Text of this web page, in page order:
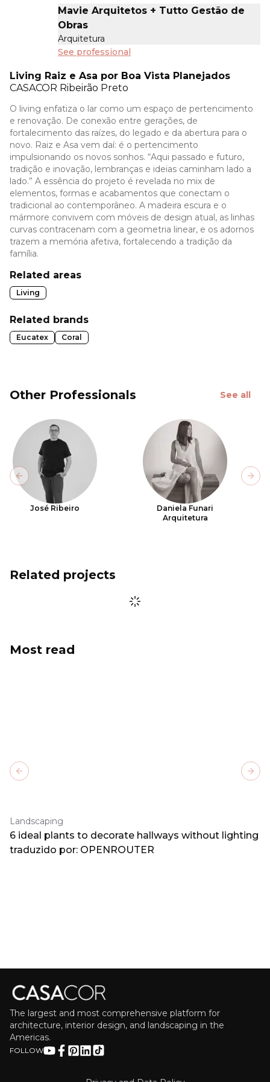
Mavie Arquitetos + Tutto Gestão de
Obras
Arquitetura
See professional
Living Raiz e Asa por Boa Vista Planejados
CASACOR Ribeirão Preto
O living enfatiza o lar como um espaço de pertencimento
e renovação. De conexão entre gerações, de
fortalecimento das raízes, do legado e da abertura para o
novo. Raiz e Asa vem daí: é o pertencimento
impulsionando os novos sonhos. “Aqui passado e futuro,
tradição e inovação, lembranças e ideias caminham lado a
lado.” A essência do projeto é revelada no mix de
elementos, formas e acabamentos que conectam o
tradicional ao contemporâneo. A madeira escura e o
mármore convivem com móveis de design atual, as linhas
curvas contracenam com a geometria linear, e os adornos
trazem a memória afetiva, fortalecendo a tradição da
família.
Related areas
Living
Related brands
Eucatex Coral
Other Professionals See all
José Ribeiro
Daniela Funari
Arquitetura
Previous slide
Related projects
Most read
Landscaping
6 ideal plants to decorate hallways without lighting
traduzido por: OPENROUTER
Previous slide
The largest and most comprehensive platform for
architecture, interior design, and landscaping in the
Americas.
FOLLOW